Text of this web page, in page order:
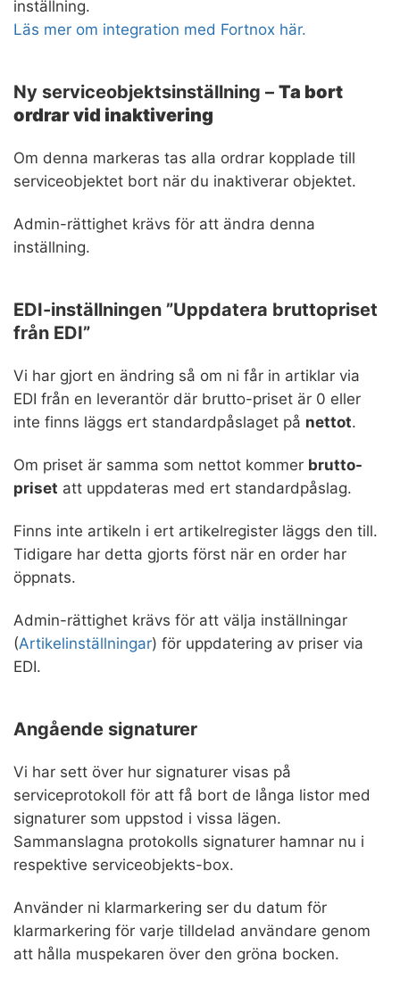
inställning.
Läs mer om integration med Fortnox här.
Ny serviceobjektsinställning – Ta bort
ordrar vid inaktivering
Om denna markeras tas alla ordrar kopplade till
serviceobjektet bort när du inaktiverar objektet.
Admin-rättighet krävs för att ändra denna
inställning.
EDI-inställningen ”Uppdatera bruttopriset
från EDI”
Vi har gjort en ändring så om ni får in artiklar via
EDI från en leverantör där brutto-priset är 0 eller
inte finns läggs ert standardpåslaget på nettot.
Om priset är samma som nettot kommer brutto-
priset att uppdateras med ert standardpåslag.
Finns inte artikeln i ert artikelregister läggs den till.
Tidigare har detta gjorts först när en order har
öppnats.
Admin-rättighet krävs för att välja inställningar
(Artikelinställningar) för uppdatering av priser via
EDI.
Angående signaturer
Vi har sett över hur signaturer visas på
serviceprotokoll för att få bort de långa listor med
signaturer som uppstod i vissa lägen.
Sammanslagna protokolls signaturer hamnar nu i
respektive serviceobjekts-box.
Använder ni klarmarkering ser du datum för
klarmarkering för varje tilldelad användare genom
att hålla muspekaren över den gröna bocken.